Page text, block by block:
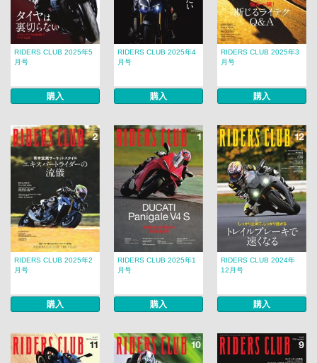
RIDERS CLUB 2025年5
月号
購入
RIDERS CLUB 2025年4
月号
購入
RIDERS CLUB 2025年3
月号
購入
RIDERS CLUB 2025年2
月号
購入
RIDERS CLUB 2025年1
月号
購入
RIDERS CLUB 2024年
12月号
購入